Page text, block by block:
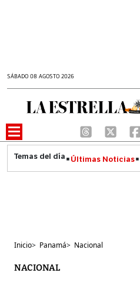
SÁBADO 08 AGOSTO 2026
Últimas Noticias
Inicio> Panamá> Nacional
NACIONAL